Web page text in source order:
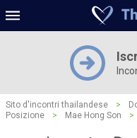
Sito d'incontri thailandese >
Posizione
> Mae Hong Son >